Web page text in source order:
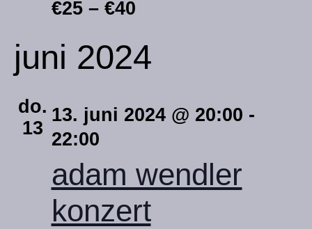
€25 – €40
juni 2024
do.
13
adam wendler
konzert
13. juni 2024 @ 20:00 -
22:00